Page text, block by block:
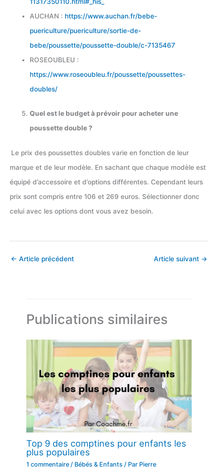
AUCHAN : https://www.auchan.fr/bebe-
puericulture/puericulture/sortie-de-
bebe/poussette/poussette-double/c-7135467
ROSEOUBLEU :
https://www.roseoubleu.fr/poussette/poussettes-
doubles/
Quel est le budget à prévoir pour acheter une
poussette double ?
Le prix des poussettes doubles varie en fonction de leur
marque et de leur modèle. En sachant que chaque modèle est
équipé d’accessoire et d’options différentes. Cependant leurs
prix sont compris entre 106 et 269 euros. Sélectionner donc
celui avec les options dont vous avez besoin.
← Article précédent Article suivant →
Publications similaires
Top 9 des comptines pour enfants les
plus populaires
1 commentaire / Bébés & Enfants / Par Pierre